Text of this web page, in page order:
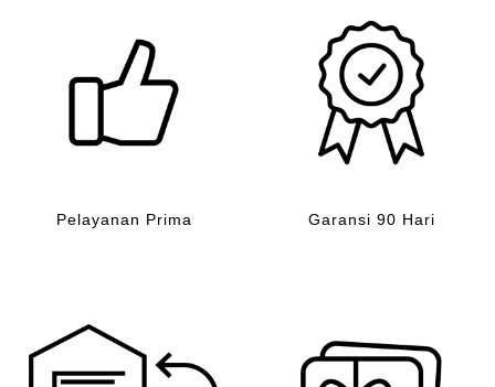
Pelayanan Prima Garansi 90 Hari